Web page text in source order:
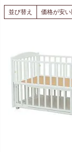
並び替え 価格が安